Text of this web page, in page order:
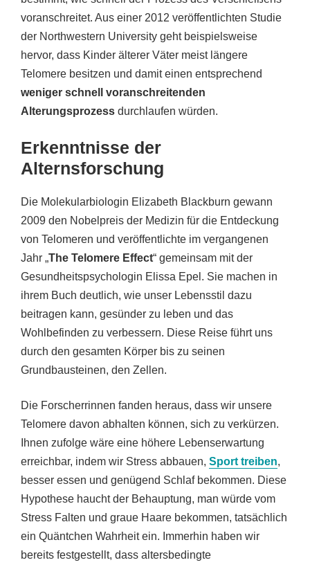
voranschreitet. Aus einer 2012 veröffentlichten Studie
der Northwestern University geht beispielsweise
hervor, dass Kinder älterer Väter meist längere
Telomere besitzen und damit einen entsprechend
weniger schnell voranschreitenden
Alterungsprozess durchlaufen würden.
Erkenntnisse der
Alternsforschung
Die Molekularbiologin Elizabeth Blackburn gewann
2009 den Nobelpreis der Medizin für die Entdeckung
von Telomeren und veröffentlichte im vergangenen
Jahr „The Telomere Effect“ gemeinsam mit der
Gesundheitspsychologin Elissa Epel. Sie machen in
ihrem Buch deutlich, wie unser Lebensstil dazu
beitragen kann, gesünder zu leben und das
Wohlbefinden zu verbessern. Diese Reise führt uns
durch den gesamten Körper bis zu seinen
Grundbausteinen, den Zellen.
Die Forscherrinnen fanden heraus, dass wir unsere
Telomere davon abhalten können, sich zu verkürzen.
Ihnen zufolge wäre eine höhere Lebenserwartung
erreichbar, indem wir Stress abbauen, Sport treiben,
besser essen und genügend Schlaf bekommen. Diese
Hypothese haucht der Behauptung, man würde vom
Stress Falten und graue Haare bekommen, tatsächlich
ein Quäntchen Wahrheit ein. Immerhin haben wir
bereits festgestellt, dass altersbedingte